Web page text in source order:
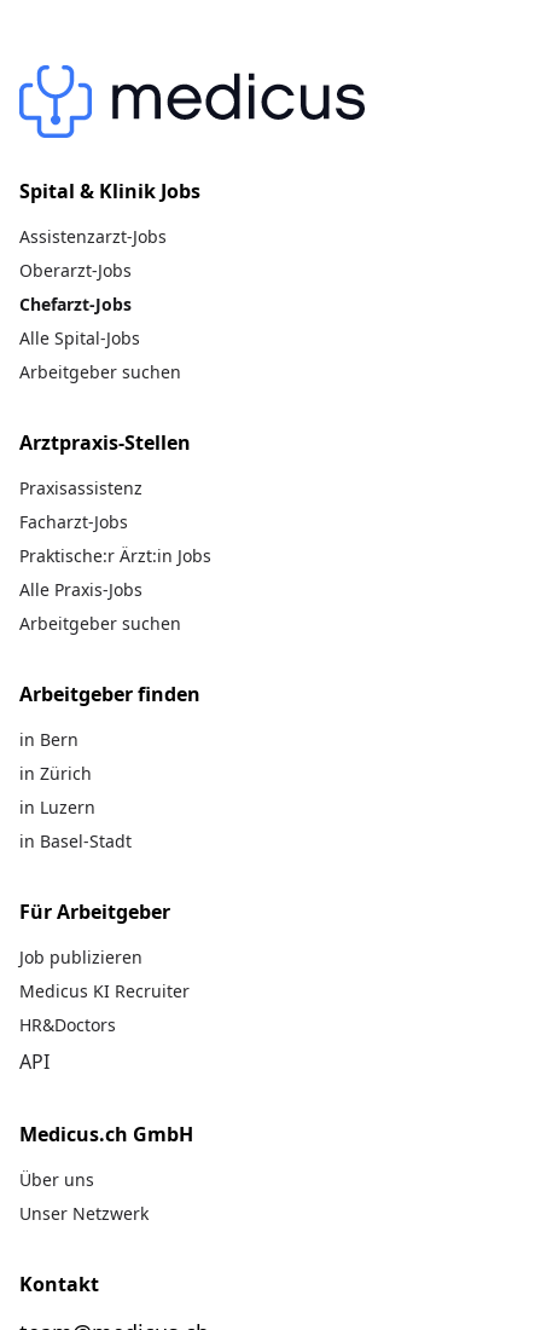
Spital & Klinik Jobs
Assistenzarzt-Jobs
Oberarzt-Jobs
Chefarzt-Jobs
Alle Spital-Jobs
Arbeitgeber suchen
Arztpraxis-Stellen
Praxisassistenz
Facharzt-Jobs
Praktische:r Ärzt:in Jobs
Alle Praxis-Jobs
Arbeitgeber suchen
Arbeitgeber finden
in Bern
in Zürich
in Luzern
in Basel-Stadt
Für Arbeitgeber
Job publizieren
Medicus KI Recruiter
HR&Doctors
API
Medicus.ch GmbH
Über uns
Unser Netzwerk
Kontakt